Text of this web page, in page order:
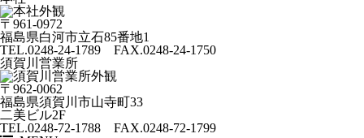
〒961-0972
福島県白河市立石85番地1
TEL.0248-24-1789 FAX.0248-24-1750
須賀川営業所
〒962-0062
福島県須賀川市山寺町33
二美ビル2F
TEL.0248-72-1788 FAX.0248-72-1799